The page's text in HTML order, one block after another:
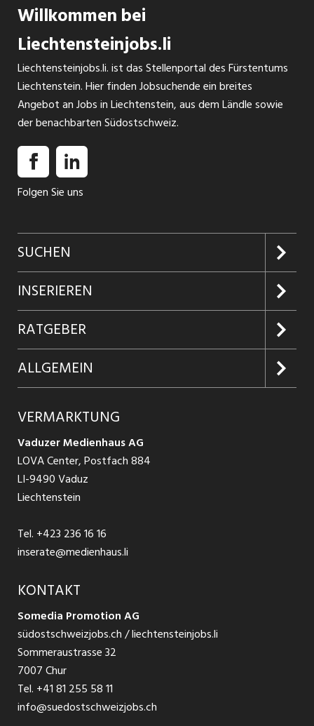
Willkommen bei
Liechtensteinjobs.li
Liechtensteinjobs.li. ist das Stellenportal des Fürstentums
Liechtenstein. Hier finden Jobsuchende ein breites
Angebot an Jobs in Liechtenstein, aus dem Ländle sowie
der benachbarten Südostschweiz.
Folgen Sie uns
SUCHEN
Jobs suchen
Jobabo
Firmen entdecken
Jobs in Graubünden
Jobs in St. Gallen
Jobs in Glarus
Jobs in der Südostschweiz
Temporär Jobs
Teilzeit Jobs
Praktikum
INSERIEREN
Kundenlogin
Inserieren
Produkte
Schnittstelle
RATGEBER
Glossar
Ratgeber Bewerbung / Rekrutierung
ALLGEMEIN
AGB
Datenschutzbestimmungen
Nutzungsbedingungen
Impressum
VERMARKTUNG
Vaduzer Medienhaus AG
LOVA Center, Postfach 884
LI-9490 Vaduz
Liechtenstein
Tel. +423 236 16 16
inserate@medienhaus.li
KONTAKT
Somedia Promotion AG
südostschweizjobs.ch / liechtensteinjobs.li
Sommeraustrasse 32
7007 Chur
Tel. +41 81 255 58 11
info@suedostschweizjobs.ch